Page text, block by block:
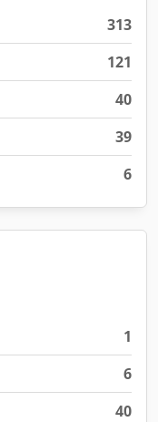
313
121
40
39
6
1
6
40